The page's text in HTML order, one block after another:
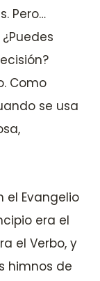
Pero…
Como
se usa
el Evangelio
era el
el Verbo, y
himnos de